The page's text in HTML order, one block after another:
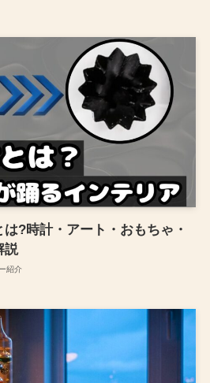
?時計・アート・おもちゃ・
説
紹介